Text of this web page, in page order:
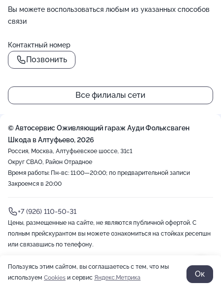
Вы можете воспользоваться любым из указанных способов
связи
Контактный номер
Позвонить
Все филиалы сети
© Автосервис Оживляющий гараж Ауди Фольксваген
Шкода в Алтуфьево, 2026
Россия, Москва, Алтуфьевское шоссе, 31с1
Округ СВАО, Район Отрадное
Время работы: Пн-вс: 11:00—20:00; по предварительной записи
Закроемся в 20:00
+7 (926) 110-50-31
Цены, размещенные на сайте, не являются публичной офертой. С
полным прейскурантом вы можете ознакомиться на стойках ресепшн
или связавшись по телефону.
2012-2026 © ZOON Разработано в Zoon
Пользуясь этим сайтом, вы соглашаетесь с тем, что мы
используем Cookies и сервис Яндекс.Метрика Ок